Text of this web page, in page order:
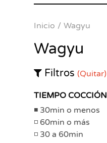
Inicio Wagyu
Wagyu
Filtros (Quitar)
TIEMPO COCCIÓN
30min o menos
60min o más
30 a 60min